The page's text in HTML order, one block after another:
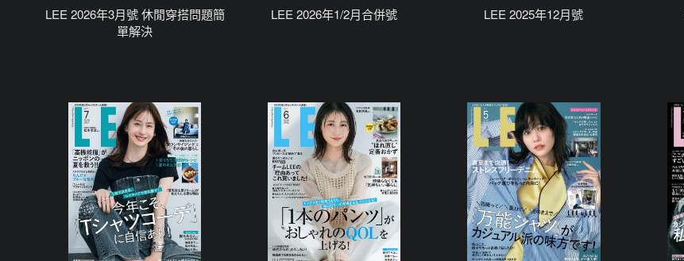
LEE 2026年3月號 休閒穿搭問題簡
單解決
LEE 2026年1/2月合併號 LEE 2025年12月號